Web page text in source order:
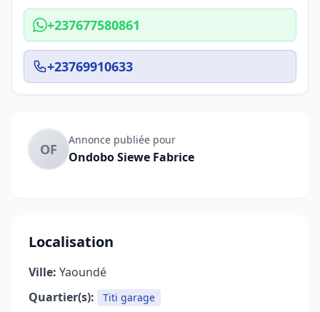
+237677580861
+23769910633
OF
Annonce publiée pour
Ondobo Siewe Fabrice
Localisation
Ville: Yaoundé
Quartier(s):
Titi garage